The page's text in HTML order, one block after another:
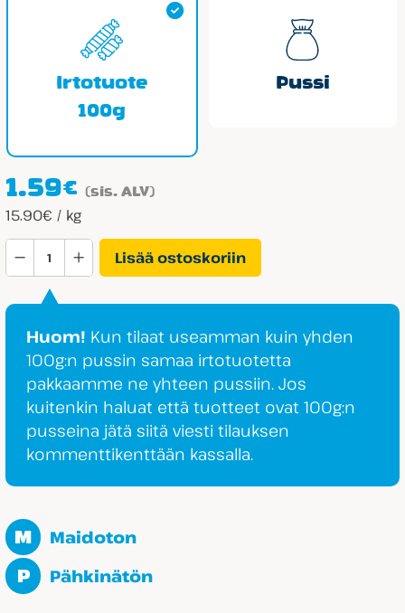
Irtotuote
100g
Pussi
1.59€ (sis. ALV)
15.90€ / kg
Haribo
Colatutti
määrä
Lisää ostoskoriin
Huom! Kun tilaat useamman kuin yhden
100g:n pussin samaa irtotuotetta
pakkaamme ne yhteen pussiin. Jos
kuitenkin haluat että tuotteet ovat 100g:n
pusseina jätä siitä viesti tilauksen
kommenttikenttään kassalla.
M Maidoton
P Pähkinätön